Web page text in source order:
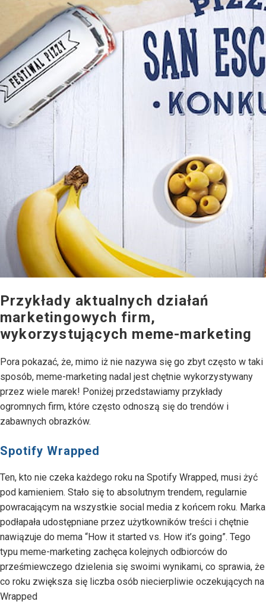
Przykłady aktualnych działań
marketingowych firm,
wykorzystujących meme-marketing
Pora pokazać, że, mimo iż nie nazywa się go zbyt często w taki
sposób, meme-marketing nadal jest chętnie wykorzystywany
przez wiele marek! Poniżej przedstawiamy przykłady
ogromnych firm, które często odnoszą się do trendów i
zabawnych obrazków.
Spotify Wrapped
Ten, kto nie czeka każdego roku na Spotify Wrapped, musi żyć
pod kamieniem. Stało się to absolutnym trendem, regularnie
powracającym na wszystkie social media z końcem roku. Marka
podłapała udostępniane przez użytkowników treści i chętnie
nawiązuje do mema “How it started vs. How it’s going”. Tego
typu meme-marketing zachęca kolejnych odbiorców do
prześmiewczego dzielenia się swoimi wynikami, co sprawia, że
co roku zwiększa się liczba osób niecierpliwie oczekujących na
Wrapped